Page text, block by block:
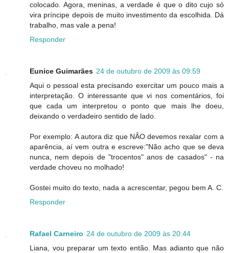
colocado. Agora, meninas, a verdade é que o dito cujo só
vira príncipe depois de muito investimento da escolhida. Dá
trabalho, mas vale a pena!
Responder
Eunice Guimarães 24 de outubro de 2009 às 09:59
Aqui o pessoal esta precisando exercitar um pouco mais a
interpretação. O interessante que vi nos comentários, foi
que cada um interpretou o ponto que mais lhe doeu,
deixando o verdadeiro sentido de lado.
Por exemplo: A autora diz que NÂO devemos rexalar com a
aparência, aí vem outra e escreve:"Não acho que se deva
nunca, nem depois de "trocentos" anos de casados" - na
verdade choveu no molhado!
Gostei muito do texto, nada a acrescentar, pegou bem A. C.
Responder
Rafael Carneiro 24 de outubro de 2009 às 20:44
Liana, vou preparar um texto então. Mas adianto que não